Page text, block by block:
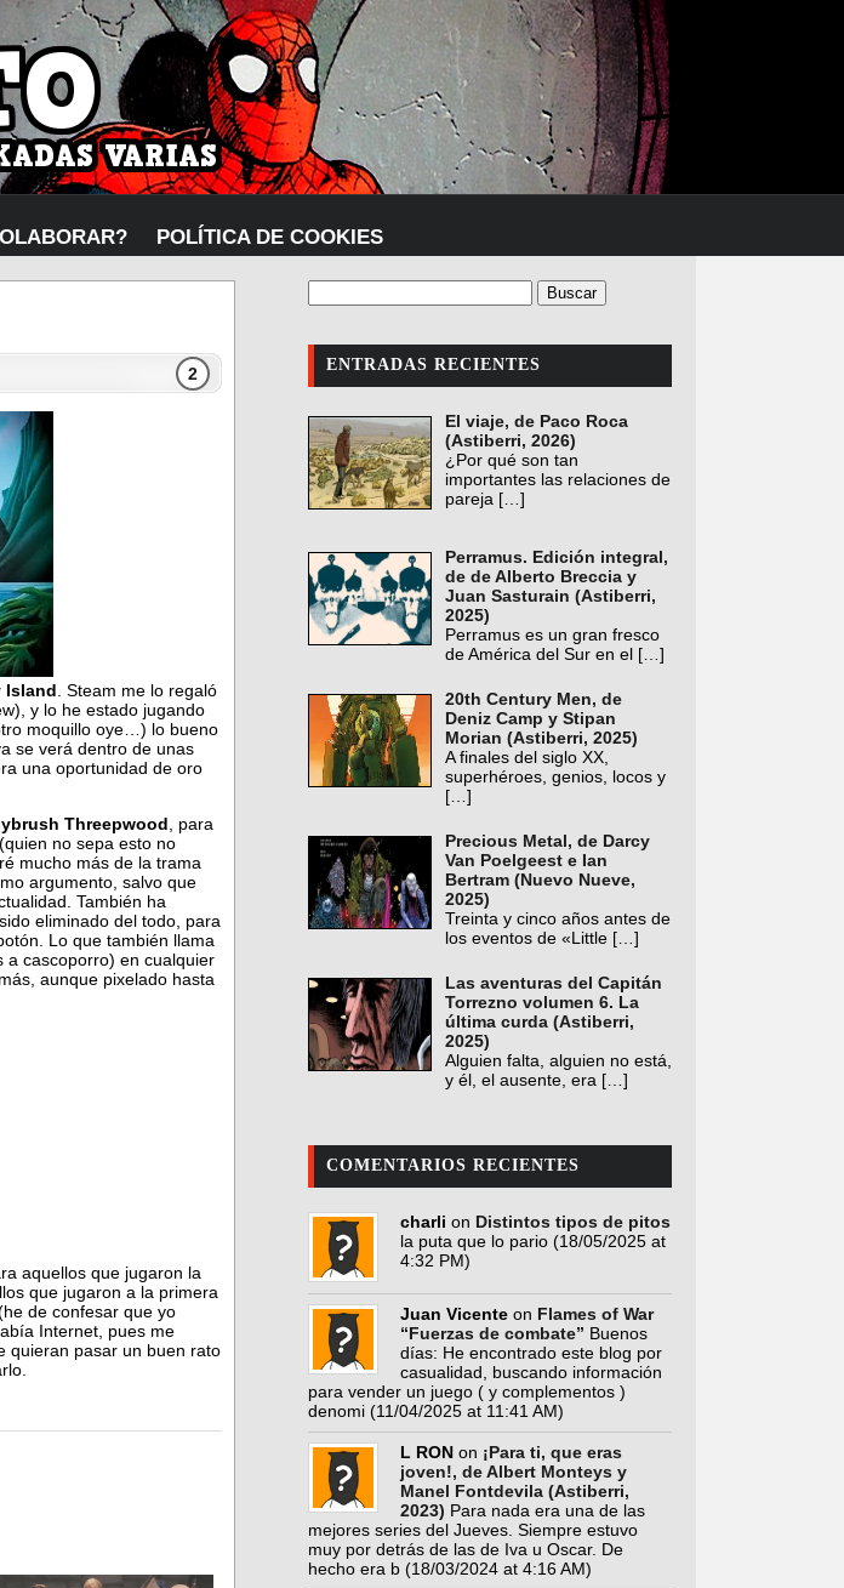
POLÍTICA DE COOKIES
2
Island . Steam me lo regaló
y lo he estado jugando
moquillo oye…) lo bueno
se verá dentro de unas
una oportunidad de oro
Threepwood , para
(quien no sepa esto no
mucho más de la trama
argumento, salvo que
También ha
eliminado del todo, para
Lo que también llama
a cascoporro) en cualquier
aunque pixelado hasta
aquellos que jugaron la
que jugaron a la primera
de confesar que yo
Internet, pues me
quieran pasar un buen rato
ENTRADAS RECIENTES
El viaje, de Paco Roca
(Astiberri, 2026)
¿Por qué son tan
importantes las relaciones de
pareja […]
Perramus. Edición integral,
de de Alberto Breccia y
Juan Sasturain (Astiberri,
2025)
Perramus es un gran fresco
de América del Sur en el […]
20th Century Men, de
Deniz Camp y Stipan
Morian (Astiberri, 2025)
A finales del siglo XX,
superhéroes, genios, locos y
[…]
Precious Metal, de Darcy
Van Poelgeest e Ian
Bertram (Nuevo Nueve,
2025)
Treinta y cinco años antes de
los eventos de «Little […]
Las aventuras del Capitán
Torrezno volumen 6. La
última curda (Astiberri,
2025)
Alguien falta, alguien no está,
y él, el ausente, era […]
COMENTARIOS RECIENTES
charli on Distintos tipos de pitos
la puta que lo pario (18/05/2025 at
4:32 PM)
Juan Vicente on Flames of War
“Fuerzas de combate” Buenos
días: He encontrado este blog por
casualidad, buscando información
para vender un juego ( y complementos )
denomi (11/04/2025 at 11:41 AM)
L RON on ¡Para ti, que eras
joven!, de Albert Monteys y
Manel Fontdevila (Astiberri,
2023) Para nada era una de las
mejores series del Jueves. Siempre estuvo
muy por detrás de las de Iva u Oscar. De
hecho era b (18/03/2024 at 4:16 AM)